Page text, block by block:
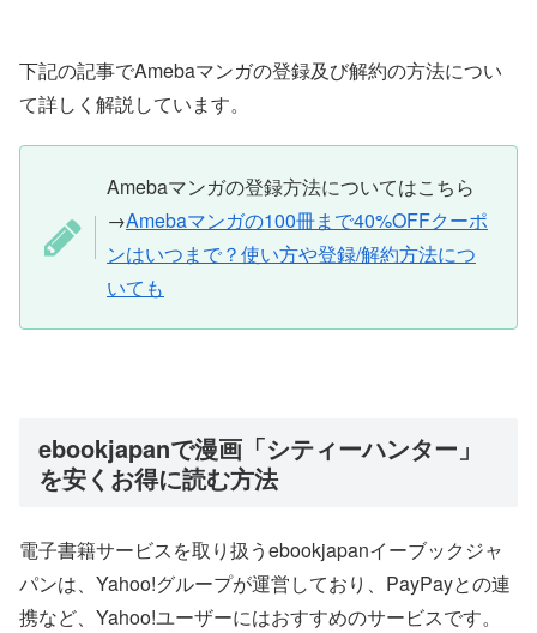
下記の記事でAmebaマンガの登録及び解約の方法につい
て詳しく解説しています。
Amebaマンガの登録方法についてはこちら
→Amebaマンガの100冊まで40%OFFクーポ
ンはいつまで？使い方や登録/解約方法につ
いても
ebookjapanで漫画「シティーハンター」
を安くお得に読む方法
電子書籍サービスを取り扱うebookjapanイーブックジャ
パンは、Yahoo!グループが運営しており、PayPayとの連
携など、Yahoo!ユーザーにはおすすめのサービスです。